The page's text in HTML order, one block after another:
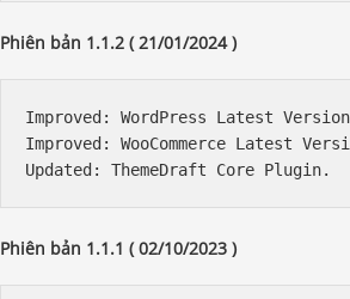
Phiên bản 1.1.2 ( 21/01/2024 )
Improved: WordPress Latest
Improved: WooCommerce Latest
Phiên bản 1.1.1 ( 02/10/2023 )